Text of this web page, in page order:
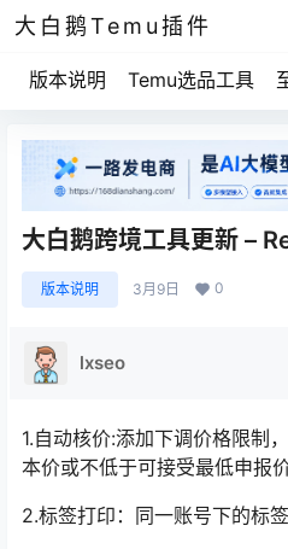
大白鹅Temu插件
版本说明 Temu选品工具
大白鹅跨境工具更新 –
版本说明 3月9日 0
lxseo
1.自动核价:添加下调价格限制
本价或不低于可接受最低申报
2.标签打印：同一账号下的标